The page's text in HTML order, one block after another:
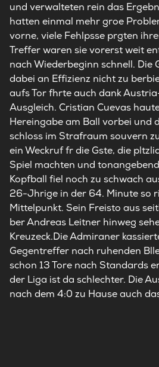
und verwalteten rein das
hatten einmal mehr groe
vorne, viele Fehlpsse prgten
Treffer waren sie vorerst weit
nach Wiederbeginn schnell. Die
dabei an Effizienz nicht zu
aufs Tor fhrte auch dank
Ausgleich. Cristian Cuevas
Hereingabe am Ball vorbei und
schloss im Strafraum souvern
ein Weckruf fr die Gste, die
Spiel machten und
Kopfball fiel noch zu schwach
26-Jhrige in der 64. Minute so
Mittelpunkt. Sein Freisto aus
ber Andreas Leitner hinweg
Kreuzeck.Die Admiraner
Gegentreffer nach ruhenden
schon 13 Tore nach Standards
der Liga ist da schlechter. Die
nach dem 4:0 zu Hause auch